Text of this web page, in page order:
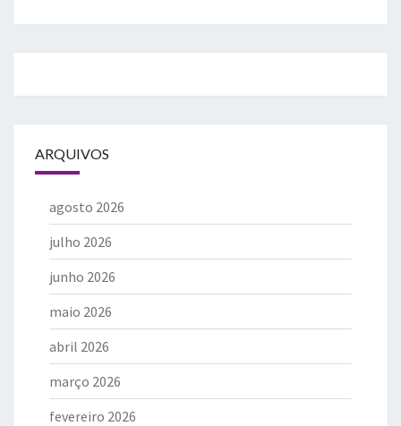
ARQUIVOS
agosto 2026
julho 2026
junho 2026
maio 2026
abril 2026
março 2026
fevereiro 2026